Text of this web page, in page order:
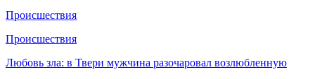
Происшествия
Происшествия
Любовь зла: в Твери мужчина разочаровал возлюбленную